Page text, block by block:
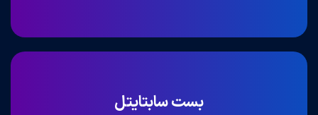
بست سابتایتل